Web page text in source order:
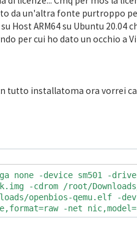
da un'altra fonte purtroppo
Host ARM64 su Ubuntu
per cui ho dato un occhio a
tutto installatoma ora vorrei
none -device sm501 -drive
-cdrom /root/
openbios-qemu.elf -
-net